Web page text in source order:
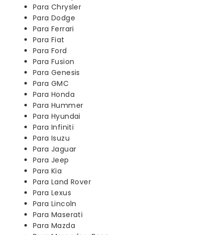
Para Chrysler
Para Dodge
Para Ferrari
Para Fiat
Para Ford
Para Fusion
Para Genesis
Para GMC
Para Honda
Para Hummer
Para Hyundai
Para Infiniti
Para Isuzu
Para Jaguar
Para Jeep
Para Kia
Para Land Rover
Para Lexus
Para Lincoln
Para Maserati
Para Mazda